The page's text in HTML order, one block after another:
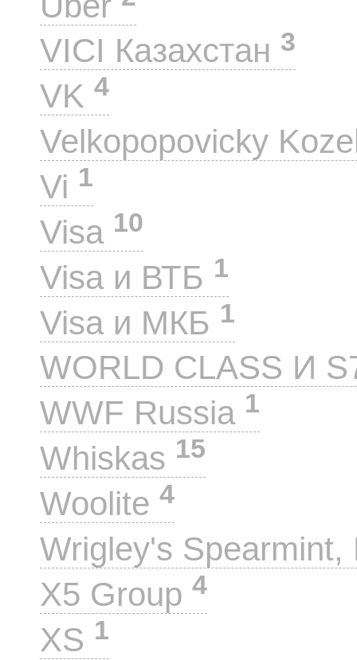
VICI Казахстан 3
VK 4
Velkopopovicky
Vi 1
Visa 10
Visa и ВТБ 1
Visa и МКБ 1
WORLD CLASS И
WWF Russia 1
Whiskas 15
Woolite 4
Wrigley's
X5 Group 4
XS 1